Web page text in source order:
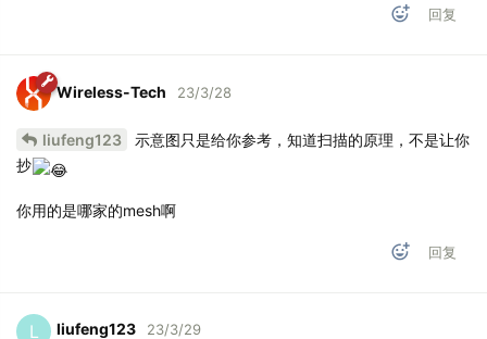
回复
Wireless-Tech 23/3/28
liufeng123
示意图只是给你参考，知道扫描的原理，不是让你
抄
你用的是哪家的mesh啊
回复
L liufeng123 23/3/29